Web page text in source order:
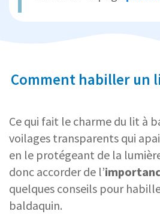
Comment habiller un
Ce qui fait le charme du lit à
voilages transparents qui
en le protégeant de la
donc accorder de l’
quelques conseils pour
baldaquin.